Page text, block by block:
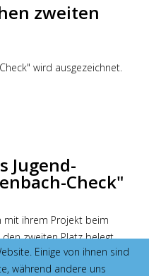
zweiten
wird ausgezeichnet.
Jugend-
Check"
mit ihrem Projekt beim
zweiten Platz belegt.
Einige von ihnen sind
während andere uns